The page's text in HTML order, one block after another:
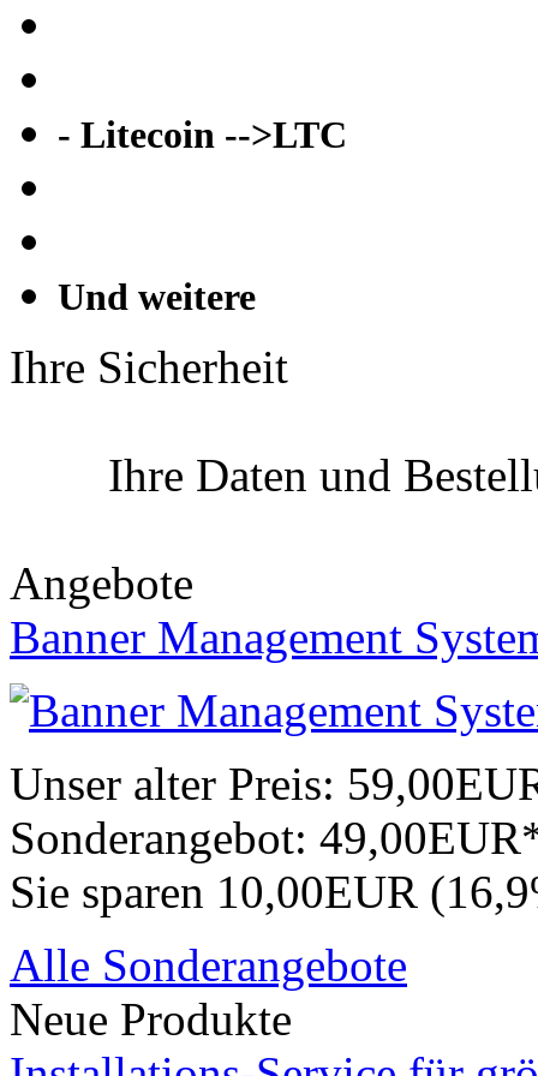
- Litecoin -->LTC
Und weitere
Ihre Sicherheit
Ihre Daten und
Angebote
Banner Management
Unser alter Preis:
Sonderangebot:
Sie sparen 10,00EUR
Alle Sonderangebote
Neue Produkte